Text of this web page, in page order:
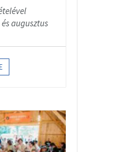
augusztus